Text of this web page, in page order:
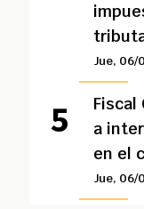
Jue, 06/
Fiscal
a
en el
Jue, 06/